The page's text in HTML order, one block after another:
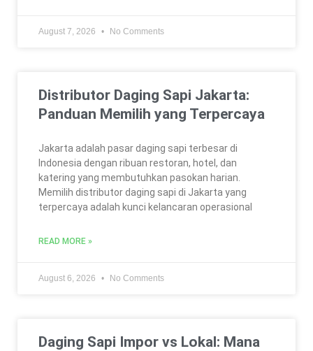
August 7, 2026 No Comments
Distributor Daging Sapi Jakarta:
Panduan Memilih yang Terpercaya
Jakarta adalah pasar daging sapi terbesar di
Indonesia dengan ribuan restoran, hotel, dan
katering yang membutuhkan pasokan harian.
Memilih distributor daging sapi di Jakarta yang
terpercaya adalah kunci kelancaran operasional
READ MORE »
August 6, 2026 No Comments
Daging Sapi Impor vs Lokal: Mana